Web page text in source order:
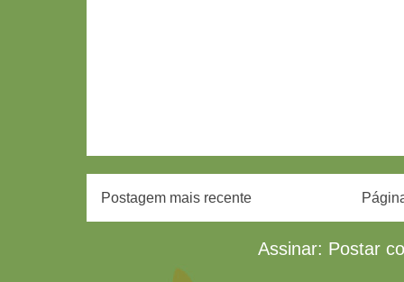
Postagem mais recente
Assinar: Postar